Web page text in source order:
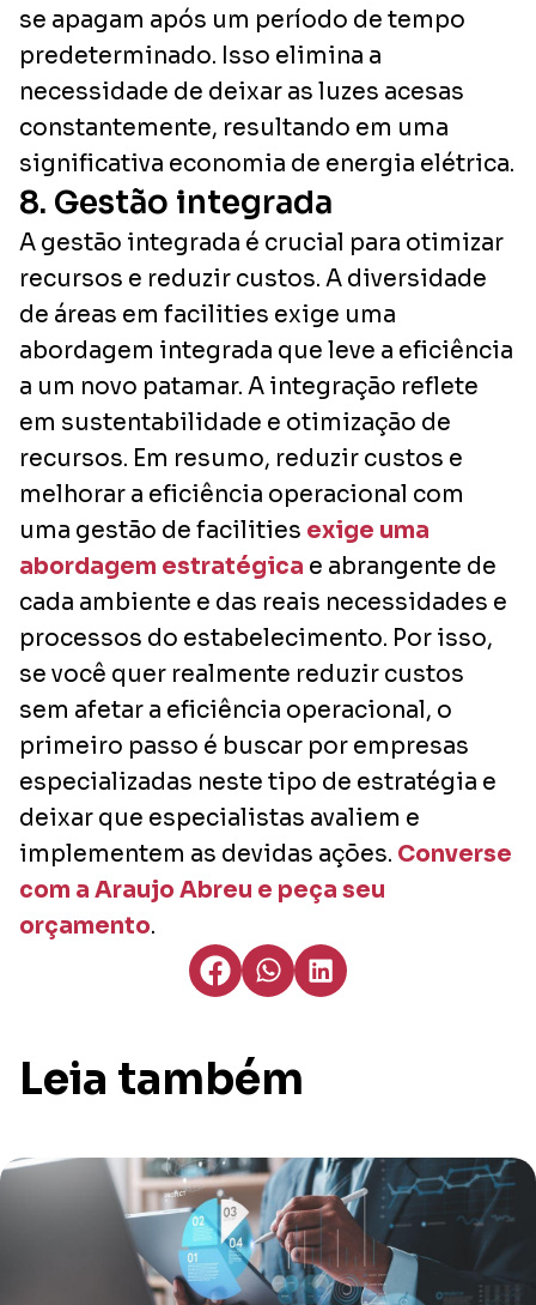
se apagam após um período de tempo
predeterminado. Isso elimina a
necessidade de deixar as luzes acesas
constantemente, resultando em uma
significativa economia de energia elétrica.
8. Gestão integrada
A gestão integrada é crucial para otimizar
recursos e reduzir custos. A diversidade
de áreas em facilities exige uma
abordagem integrada que leve a eficiência
a um novo patamar. A integração reflete
em sustentabilidade e otimização de
recursos. Em resumo, reduzir custos e
melhorar a eficiência operacional com
uma gestão de facilities exige uma
abordagem estratégica e abrangente de
cada ambiente e das reais necessidades e
processos do estabelecimento. Por isso,
se você quer realmente reduzir custos
sem afetar a eficiência operacional, o
primeiro passo é buscar por empresas
especializadas neste tipo de estratégia e
deixar que especialistas avaliem e
implementem as devidas ações. Converse
com a Araujo Abreu e peça seu
orçamento.
Leia também